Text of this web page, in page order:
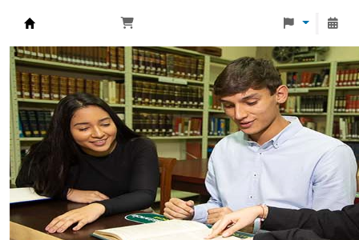
Biblioteca Universidad Monteávila